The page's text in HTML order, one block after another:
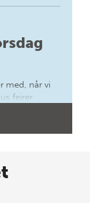
med, når vi
fejrer